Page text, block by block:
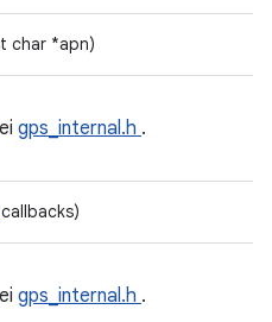
char *apn)
gps_internal.h .
gps_internal.h .